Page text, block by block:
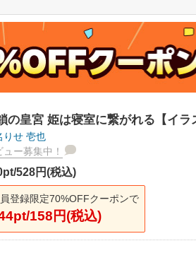
の皇宮 姫は寝室に繋がれる【イラ
りせ 壱也
ュー募集中！
528円(税込)
登録限定70%OFFクーポンで
158円(税込)